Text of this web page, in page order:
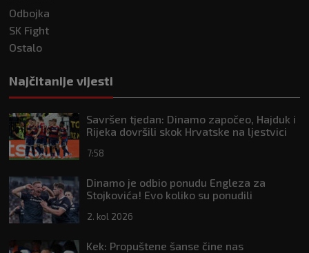
Odbojka
SK Fight
Ostalo
Najčitanije vijesti
Savršen tjedan: Dinamo započeo, Hajduk i
Rijeka dovršili skok Hrvatske na ljestvici
7:58
Dinamo je odbio ponudu Engleza za
Stojkovića! Evo koliko su ponudili
2. kol 2026
Kek: Propuštene šanse čine nas